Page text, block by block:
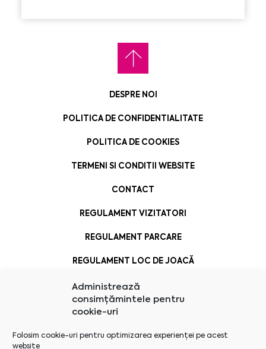
Administrează
consimțămintele pentru
cookie-uri
Folosim cookie-uri pentru optimizarea experienței pe acest
website
DESPRE NOI
POLITICA DE CONFIDENTIALITATE
POLITICA DE COOKIES
TERMENI SI CONDITII WEBSITE
CONTACT
REGULAMENT VIZITATORI
REGULAMENT PARCARE
REGULAMENT LOC DE JOACĂ